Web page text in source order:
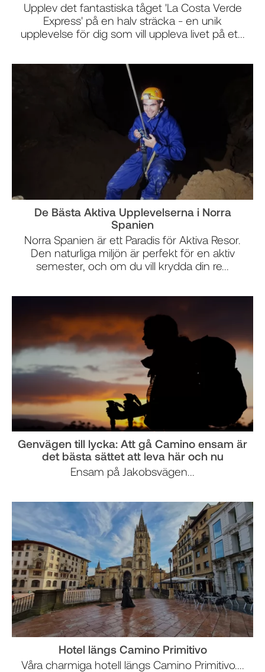
Upplev det fantastiska tåget 'La Costa Verde
Express' på en halv sträcka - en unik
upplevelse för dig som vill uppleva livet på et...
De Bästa Aktiva Upplevelserna i Norra
Spanien
Norra Spanien är ett Paradis för Aktiva Resor.
Den naturliga miljön är perfekt för en aktiv
semester, och om du vill krydda din re...
Genvägen till lycka: Att gå Camino ensam är
det bästa sättet att leva här och nu
Ensam på Jakobsvägen...
Hotel längs Camino Primitivo
Våra charmiga hotell längs Camino Primitivo....